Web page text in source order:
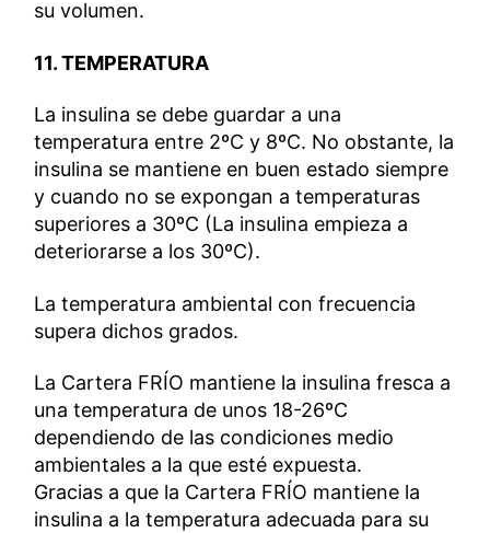
su volumen.
11. TEMPERATURA
La insulina se debe guardar a una
temperatura entre 2ºC y 8ºC. No obstante, la
insulina se mantiene en buen estado siempre
y cuando no se expongan a temperaturas
superiores a 30ºC (La insulina empieza a
deteriorarse a los 30ºC).
La temperatura ambiental con frecuencia
supera dichos grados.
La Cartera FRÍO mantiene la insulina fresca a
una temperatura de unos 18-26ºC
dependiendo de las condiciones medio
ambientales a la que esté expuesta.
Gracias a que la Cartera FRÍO mantiene la
insulina a la temperatura adecuada para su